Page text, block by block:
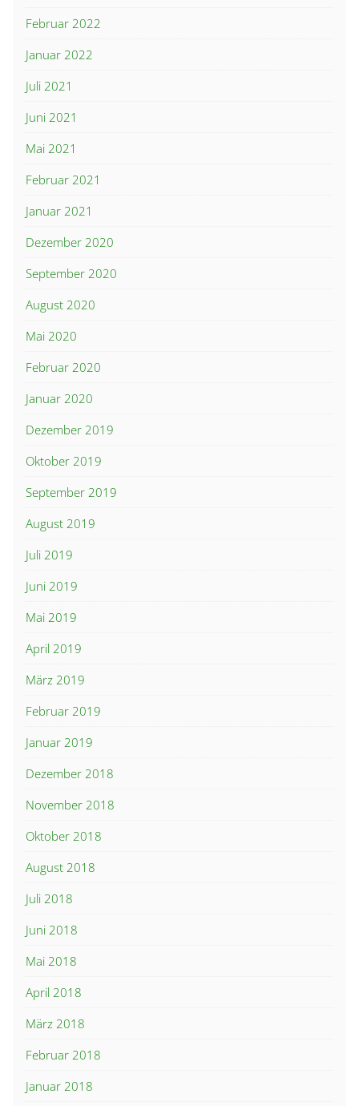
Februar 2022
Januar 2022
Juli 2021
Juni 2021
Mai 2021
Februar 2021
Januar 2021
Dezember 2020
September 2020
August 2020
Mai 2020
Februar 2020
Januar 2020
Dezember 2019
Oktober 2019
September 2019
August 2019
Juli 2019
Juni 2019
Mai 2019
April 2019
März 2019
Februar 2019
Januar 2019
Dezember 2018
November 2018
Oktober 2018
August 2018
Juli 2018
Juni 2018
Mai 2018
April 2018
März 2018
Februar 2018
Januar 2018